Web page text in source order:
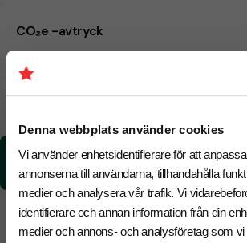
Denna webbplats använder cookies
Vi använder enhetsidentifierare för att
annonserna till användarna, tillhandahålla
medier och analysera vår trafik. Vi
identifierare och annan information från din
medier och annons- och analysföretag som
CO₂e -avtryck
Beräknad
CO₂e -avtryck:
1,94091971337538 kg CO₂e / per styck